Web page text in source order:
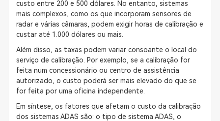
custo entre 200 e 500 dólares. No entanto, sistemas
mais complexos, como os que incorporam sensores de
radar e várias câmaras, podem exigir horas de calibração e
custar até 1.000 dólares ou mais.
Além disso, as taxas podem variar consoante o local do
serviço de calibração. Por exemplo, se a calibração for
feita num concessionário ou centro de assistência
autorizado, o custo poderá ser mais elevado do que se
for feita por uma oficina independente.
Em síntese, os fatores que afetam o custo da calibração
dos sistemas ADAS são: o tipo de sistema ADAS, o